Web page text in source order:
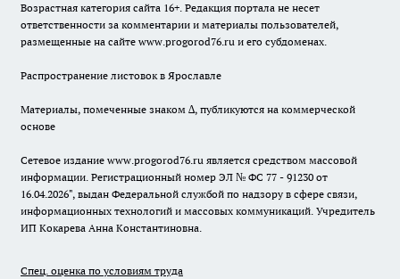
Возрастная категория сайта 16+. Редакция портала не несет
ответственности за комментарии и материалы пользователей,
размещенные на сайте www.progorod76.ru и его субдоменах.
Распространение листовок в Ярославле
Материалы, помеченные знаком ∆, публикуются на коммерческой
основе
Сетевое издание www.progorod76.ru является средством массовой
информации. Регистрационный номер ЭЛ № ФС 77 - 91230 от
16.04.2026", выдан Федеральной службой по надзору в сфере связи,
информационных технологий и массовых коммуникаций. Учредитель
ИП Кокарева Анна Константиновна.
Спец. оценка по условиям труда